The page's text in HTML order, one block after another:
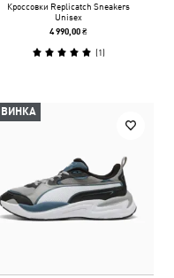
Кроссовки Replicatch Sneakers
Unisex
4 990,00 ₴
(1)